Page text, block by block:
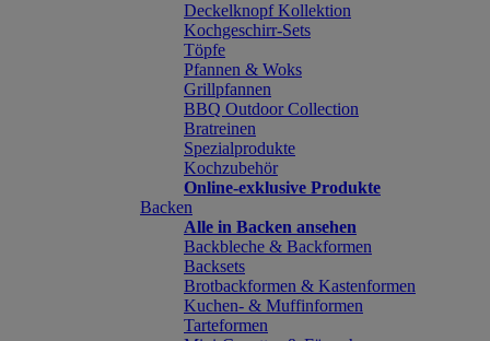
Deckelknopf Kollektion
Kochgeschirr-Sets
Töpfe
Pfannen & Woks
Grillpfannen
BBQ Outdoor Collection
Bratreinen
Spezialprodukte
Kochzubehör
Online-exklusive Produkte
Backen
Alle in Backen ansehen
Backbleche & Backformen
Backsets
Brotbackformen & Kastenformen
Kuchen- & Muffinformen
Tarteformen